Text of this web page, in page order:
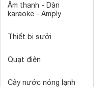
Âm thanh - Dàn
karaoke - Amply
Thiết bị sưởi
Quạt điện
Cây nước nóng lạnh